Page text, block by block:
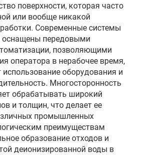
поверхности, которая часто
или вообще никакой
Современные системы
передовыми
позволяющими
оператора в нерабочее время,
оборудования и
Многосторонность
обрабатывать широкий
и толщин, что делает ее
промышленных
преимуществам
образование отходов и
деионизированной воды в